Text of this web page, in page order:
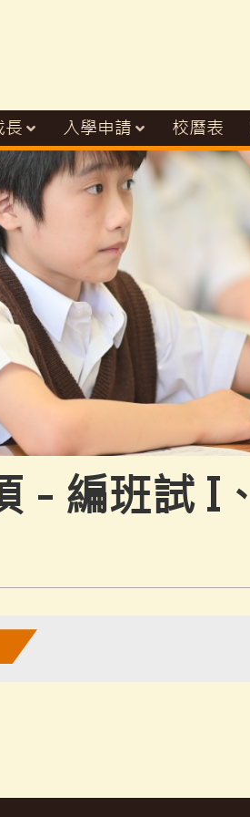
長 入學申請 校曆表
- 編班試 I